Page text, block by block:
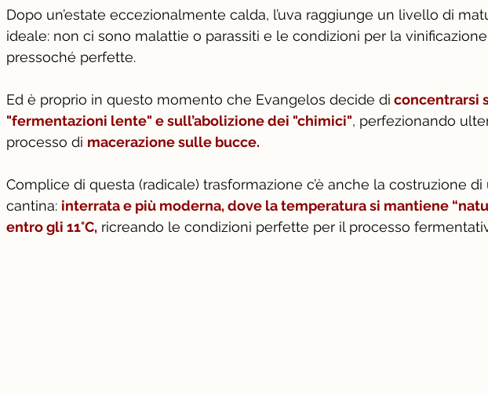
Dopo un’estate eccezionalmente calda, l’uva raggiunge un livello di
ideale: non ci sono malattie o parassiti e le condizioni per la
pressoché perfette.
Ed è proprio in questo momento che Evangelos decide di concentrarsi
"fermentazioni lente" e sull’abolizione dei "chimici", perfezionando
processo di macerazione sulle bucce.
Complice di questa (radicale) trasformazione c’è anche la costruzione
cantina: interrata e più moderna, dove la temperatura si mantiene
entro gli 11°C, ricreando le condizioni perfette per il processo